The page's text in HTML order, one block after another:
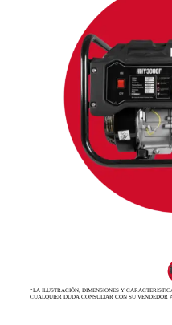
*LA ILUSTRACIÓN, DIMENSIONES Y
CUALQUIER DUDA CONSULTAR CON SU VENDEDOR